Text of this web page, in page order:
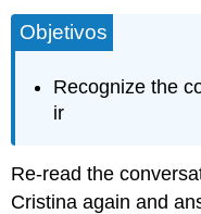
Objetivos
Recognize the
ir
Re-read the
Cristina again and